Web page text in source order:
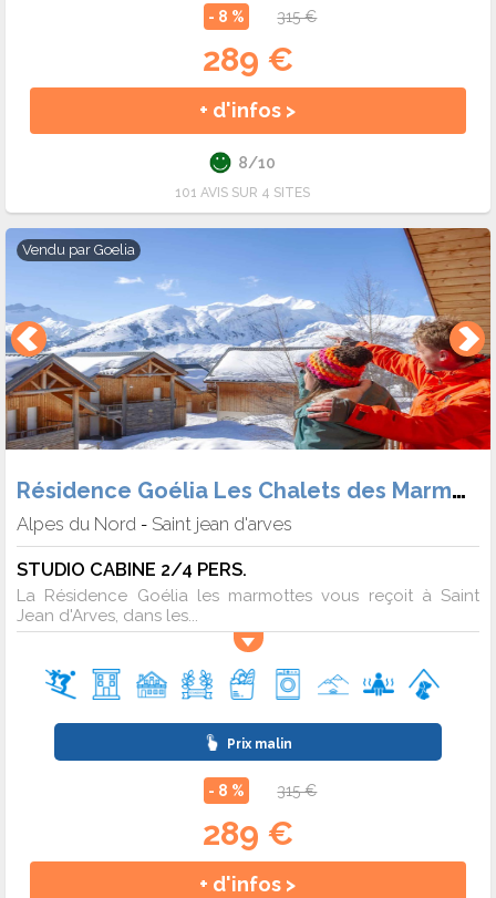
- 8 % 315 €
289 €
+ d'infos >
8/10
101 AVIS SUR 4 SITES
Vendu par Goelia
Résidence Goélia Les Chalets des Marmottes
Alpes du Nord - Saint jean d'arves
STUDIO CABINE 2/4 PERS.
La Résidence Goélia les marmottes vous reçoit à Saint
Jean d'Arves, dans les...
Prix malin
- 8 % 315 €
289 €
+ d'infos >